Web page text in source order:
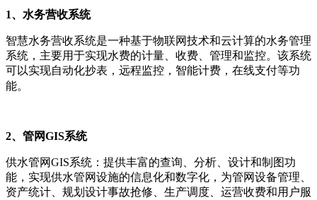
1、水务营收系统
智慧水务营收系统是一种基于物联网技术和云计算的水务管理
系统，主要用于实现水费的计量、收费、管理和监控。该系统
可以实现自动化抄表，远程监控，智能计费，在线支付等功
能。
2、管网GIS系统
供水管网GIS系统：提供丰富的查询、分析、设计和制图功
能，实现供水管网设施的信息化和数字化，为管网设备管理、
资产统计、规划设计事故抢修、生产调度、运营收费和用户服